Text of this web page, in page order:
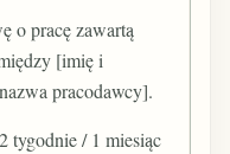
o pracę zawartą
[imię i
pracodawcy].
tygodnie / 1 miesiąc